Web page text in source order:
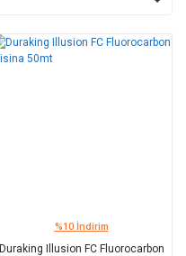
%10 İndirim
Duraking Illusion FC Fluorocarbon